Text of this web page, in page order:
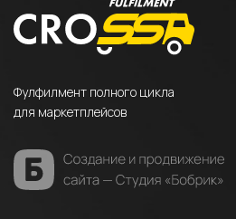
Фулфилмент полного цикла
для маркетплейсов